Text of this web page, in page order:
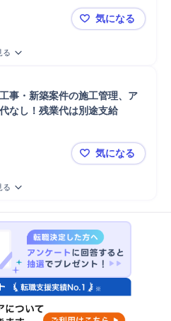
電気設備メンテナンス
者 ビルメンテナンス
/修繕
【工場施設
気になる
る
事・新築案件の施工管理、ア
なし！残業代は別途支給
【仙台】マ
気になる
る